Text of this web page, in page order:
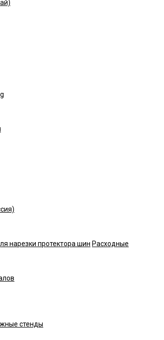
нарезки протектора шин Расходные
стенды